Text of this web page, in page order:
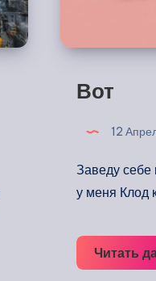
Вот
12
Заведу себе
у меня Клод
Читать